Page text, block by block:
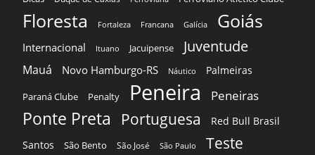
Floresta Fortaleza Francana Galícia Goiás
Internacional Ituano Jacuipense Juventude
Mauá Novo Hamburgo-RS Náutico Palmeiras
Paraná Clube Penalty Peneira Peneiras
Ponte Preta Portuguesa
Red Bull Brasil
Santos
São Bento São José São Paulo Teste